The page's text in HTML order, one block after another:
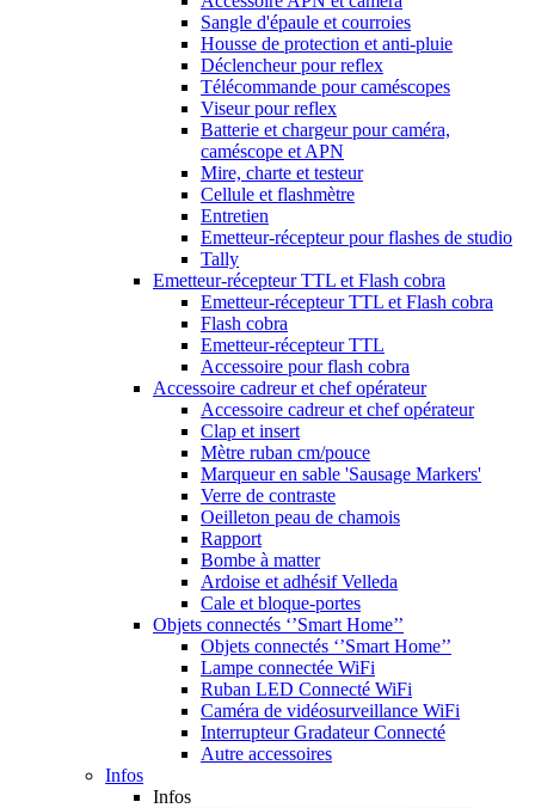
Sangle d'épaule et courroies
Housse de protection et anti-pluie
Déclencheur pour reflex
Télécommande pour caméscopes
Viseur pour reflex
Batterie et chargeur pour caméra,
caméscope et APN
Mire, charte et testeur
Cellule et flashmètre
Entretien
Emetteur-récepteur pour flashes de studio
Tally
Emetteur-récepteur TTL et Flash cobra
Emetteur-récepteur TTL et Flash cobra
Flash cobra
Emetteur-récepteur TTL
Accessoire pour flash cobra
Accessoire cadreur et chef opérateur
Accessoire cadreur et chef opérateur
Clap et insert
Mètre ruban cm/pouce
Marqueur en sable 'Sausage Markers'
Verre de contraste
Oeilleton peau de chamois
Rapport
Bombe à matter
Ardoise et adhésif Velleda
Cale et bloque-portes
Objets connectés ‘’Smart Home’’
Objets connectés ‘’Smart Home’’
Lampe connectée WiFi
Ruban LED Connecté WiFi
Caméra de vidéosurveillance WiFi
Interrupteur Gradateur Connecté
Autre accessoires
Infos
Infos